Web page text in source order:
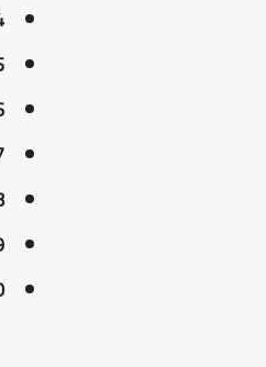
4. لا توجد فروق في
5. توجد فروق في مستوى قلق
6. توجد فروق في مستوى قلق
7. لا توجد فروق في
8. توجد فروق في مستوى
9. توجد فروق في مستوى
10.